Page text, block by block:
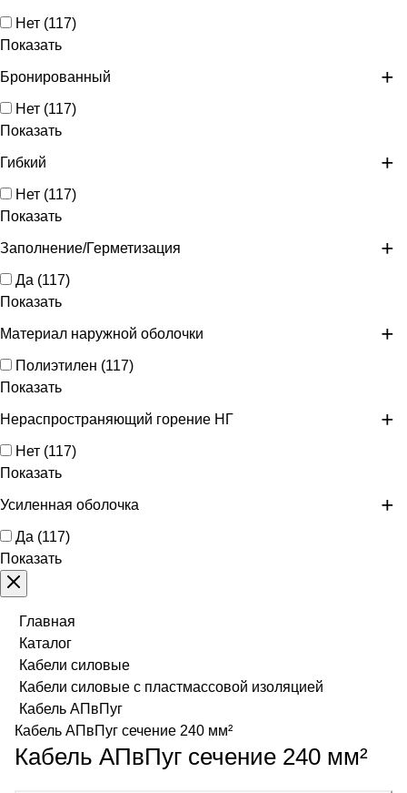
Нет (117)
Показать
Бронированный
Нет (117)
Показать
Гибкий
Нет (117)
Показать
Заполнение/Герметизация
Да (117)
Показать
Материал наружной оболочки
Полиэтилен (117)
Показать
Нераспространяющий горение НГ
Нет (117)
Показать
Усиленная оболочка
Да (117)
Показать
Главная
Каталог
Кабели силовые
Кабели силовые с пластмассовой изоляцией
Кабель АПвПуг
Кабель АПвПуг сечение 240 мм²
Кабель АПвПуг сечение 240 мм²